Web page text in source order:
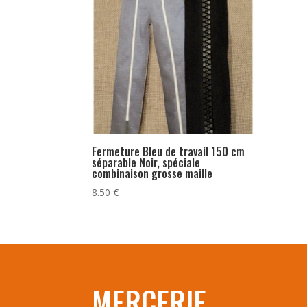
Fermeture Bleu de travail 150 cm
séparable Noir, spéciale
combinaison grosse maille
8.50€